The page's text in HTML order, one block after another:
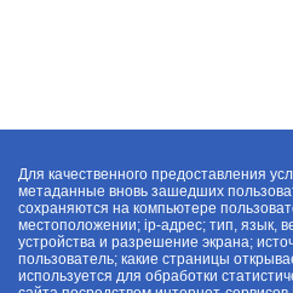
Для качественного предоставления
метаданные вновь зашедших
сохраняются на компьютере
местоположении; ip-адрес; тип, язык,
устройства и разрешение экрана;
пользователь; какие страницы
используется для обработки